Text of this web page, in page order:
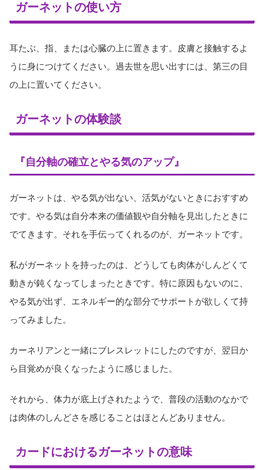
ガーネットの使い方
耳たぶ、指、または心臓の上に置きます。皮膚と接触するよ
うに身につけてください。過去世を思い出すには、第三の目
の上に置いてください。
ガーネットの体験談
『自分軸の確立とやる気のアップ』
ガーネットは、やる気が出ない、活気がないときにおすすめ
です。やる気は自分本来の価値観や自分軸を見出したときに
でてきます。それを手伝ってくれるのが、ガーネットです。
私がガーネットを持ったのは、どうしても肉体がしんどくて
動きが鈍くなってしまったときです。特に原因もないのに、
やる気が出ず、エネルギー的な部分でサポートが欲しくて持
ってみました。
カーネリアンと一緒にブレスレットにしたのですが、翌日か
ら目覚めが良くなったように感じました。
それから、体力が底上げされたようで、普段の活動のなかで
は肉体のしんどさを感じることはほとんどありません。
カードにおけるガーネットの意味